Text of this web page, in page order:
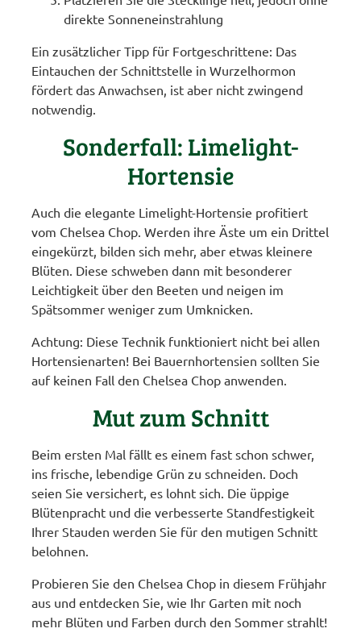
direkte Sonneneinstrahlung
Ein zusätzlicher Tipp für Fortgeschrittene: Das
Eintauchen der Schnittstelle in Wurzelhormon
fördert das Anwachsen, ist aber nicht zwingend
notwendig.
Sonderfall: Limelight-
Hortensie
Auch die elegante Limelight-Hortensie profitiert
vom Chelsea Chop. Werden ihre Äste um ein Drittel
eingekürzt, bilden sich mehr, aber etwas kleinere
Blüten. Diese schweben dann mit besonderer
Leichtigkeit über den Beeten und neigen im
Spätsommer weniger zum Umknicken.
Achtung: Diese Technik funktioniert nicht bei allen
Hortensienarten! Bei Bauernhortensien sollten Sie
auf keinen Fall den Chelsea Chop anwenden.
Mut zum Schnitt
Beim ersten Mal fällt es einem fast schon schwer,
ins frische, lebendige Grün zu schneiden. Doch
seien Sie versichert, es lohnt sich. Die üppige
Blütenpracht und die verbesserte Standfestigkeit
Ihrer Stauden werden Sie für den mutigen Schnitt
belohnen.
Probieren Sie den Chelsea Chop in diesem Frühjahr
aus und entdecken Sie, wie Ihr Garten mit noch
mehr Blüten und Farben durch den Sommer strahlt!